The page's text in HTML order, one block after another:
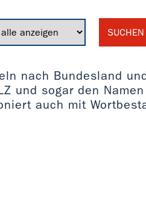
nach Bundesland
und sogar den
auch mit